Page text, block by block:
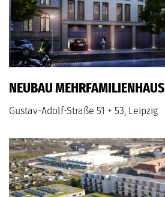
NEUBAU MEHRFAMILIENHAUS
Gustav-Adolf-Straße 51 + 53, Leipzig